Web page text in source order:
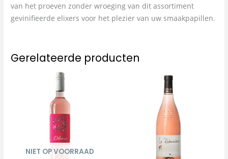
van het proeven zonder wroeging van dit assortiment
gevinifieerde elixers voor het plezier van uw smaakpapillen.
Gerelateerde producten
NIET OP VOORRAAD